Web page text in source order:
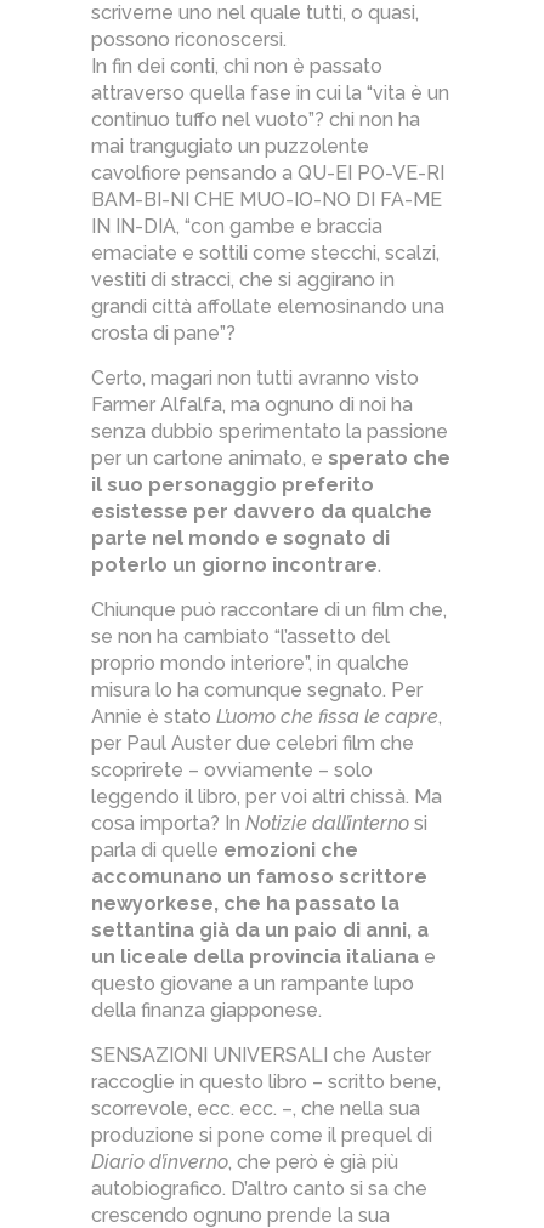
scriverne uno nel quale tutti, o quasi,
possono riconoscersi.
In fin dei conti, chi non è passato
attraverso quella fase in cui la “vita è un
continuo tuffo nel vuoto”? chi non ha
mai trangugiato un puzzolente
cavolfiore pensando a QU-EI PO-VE-RI
BAM-BI-NI CHE MUO-IO-NO DI FA-ME
IN IN-DIA, “con gambe e braccia
emaciate e sottili come stecchi, scalzi,
vestiti di stracci, che si aggirano in
grandi città affollate elemosinando una
crosta di pane”?
Certo, magari non tutti avranno visto
Farmer Alfalfa, ma ognuno di noi ha
senza dubbio sperimentato la passione
per un cartone animato, e sperato che
il suo personaggio preferito
esistesse per davvero da qualche
parte nel mondo e sognato di
poterlo un giorno incontrare.
Chiunque può raccontare di un film che,
se non ha cambiato “l’assetto del
proprio mondo interiore”, in qualche
misura lo ha comunque segnato. Per
Annie è stato L’uomo che fissa le capre,
per Paul Auster due celebri film che
scoprirete – ovviamente – solo
leggendo il libro, per voi altri chissà. Ma
cosa importa? In Notizie dall’interno si
parla di quelle emozioni che
accomunano un famoso scrittore
newyorkese, che ha passato la
settantina già da un paio di anni, a
un liceale della provincia italiana e
questo giovane a un rampante lupo
della finanza giapponese.
SENSAZIONI UNIVERSALI che Auster
raccoglie in questo libro – scritto bene,
scorrevole, ecc. ecc. –, che nella sua
produzione si pone come il prequel di
Diario d’inverno, che però è già più
autobiografico. D’altro canto si sa che
crescendo ognuno prende la sua